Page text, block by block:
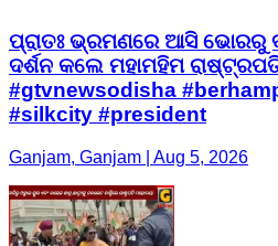
ପ୍ରାତଃ ଭ୍ରମଣରେ ଆସି ଭୋରରୁ
ଦର୍ଶନ କଲେ ମହାମହିମ
#gtvnewsodisha
#silkcity #president
Ganjam, Ganjam | Aug 5, 2026